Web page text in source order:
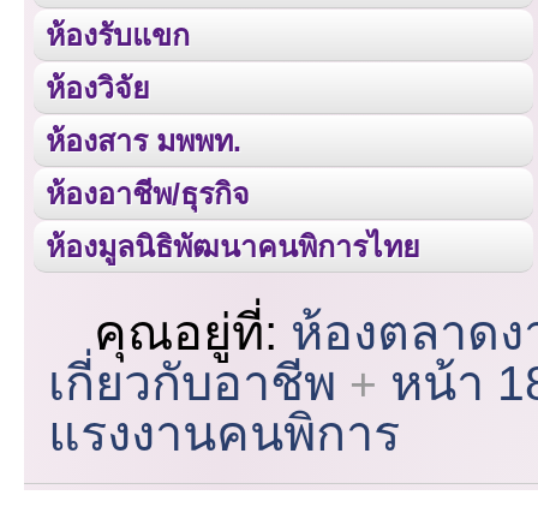
ห้องรับแขก
ห้องวิจัย
ห้องสาร มพพท.
ห้องอาชีพ/ธุรกิจ
ห้องมูลนิธิพัฒนาคนพิการไทย
คุณอยู่ที่: ห้องตลาด
เกี่ยวกับอาชีพ
หน้า
แรงงานคนพิการ